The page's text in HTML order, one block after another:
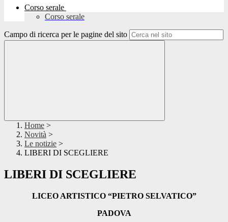
Corso serale
Corso serale
Campo di ricerca per le pagine del sito
Home >
Novità >
Le notizie >
LIBERI DI SCEGLIERE
LIBERI DI SCEGLIERE
LICEO ARTISTICO “PIETRO SELVATICO”
PADOVA